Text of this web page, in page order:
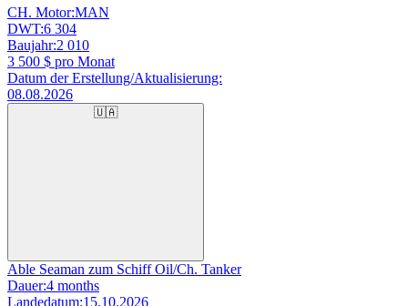
CH. Motor:MAN
DWT:6 304
Baujahr:2 010
3 500 $ pro Monat
Datum der Erstellung/Aktualisierung:
08.08.2026
🇺🇦
Able Seaman zum Schiff Oil/Ch. Tanker
Dauer:4 months
Landedatum:15.10.2026